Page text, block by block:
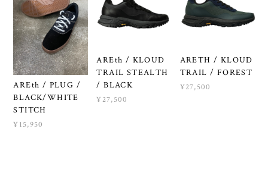
AREth / PLUG /
BLACK/WHITE
STITCH
¥15,950
AREth / KLOUD
TRAIL STEALTH
/ BLACK
¥27,500
ARETH / KLOUD
TRAIL / FOREST
¥27,500